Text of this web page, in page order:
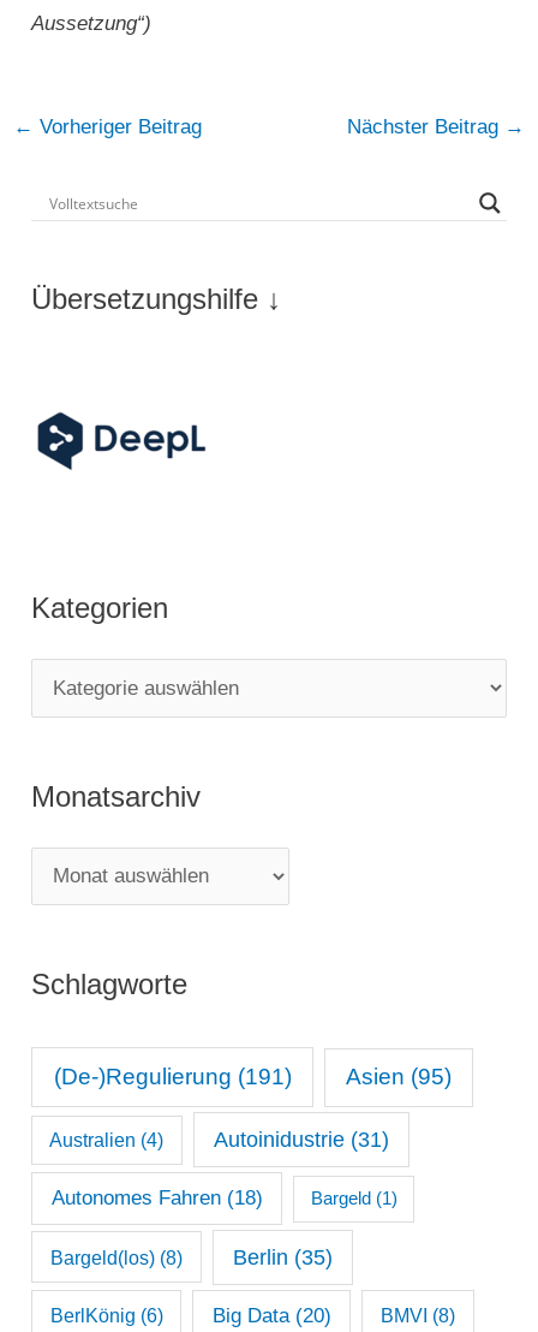
Aussetzung“)
Post
← Vorheriger Beitrag Nächster Beitrag →
Übersetzungshilfe ↓
Kategorien
a
e
n
Monatsarchiv
o
a
a
h
Schlagworte
(De-)Regulierung (191) Asien (95)
Australien (4) Autoinidustrie(31)
Autonomes Fahren(18) Bargeld(1)
Bargeld(los)(8) Berlin (35)
BerlKönig (6) Big Data(20) BMVI (8)